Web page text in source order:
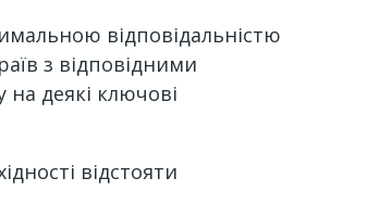
відповідальністю
з відповідними
деякі ключові
відстояти